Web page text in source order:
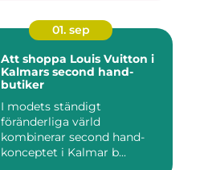
01. sep
Att shoppa Louis Vuitton i
Kalmars second hand-
butiker
I modets ständigt
föränderliga värld
kombinerar second hand-
konceptet i Kalmar b...